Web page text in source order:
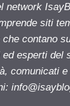
network
siti
che contano
esperti del
comunicati e